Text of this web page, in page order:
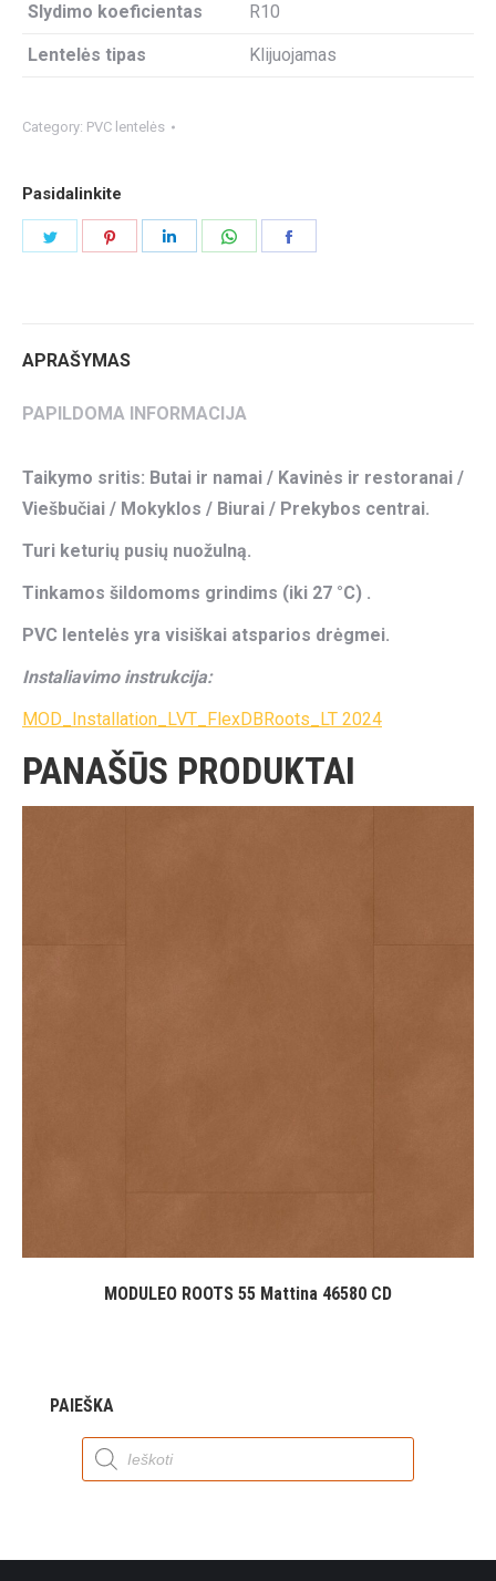
Slydimo koeficientas R10
Lentelės tipas Klijuojamas
Category: PVC lentelės
Pasidalinkite
APRAŠYMAS
PAPILDOMA INFORMACIJA
Taikymo sritis: Butai ir namai / Kavinės ir restoranai /
Viešbučiai / Mokyklos / Biurai / Prekybos centrai.
Turi keturių pusių nuožulną.
Tinkamos šildomoms grindims (iki 27 °C) .
PVC lentelės yra visiškai atsparios drėgmei.
Instaliavimo instrukcija:
MOD_Installation_LVT_FlexDBRoots_LT 2024
PANAŠŪS PRODUKTAI
MODULEO ROOTS 55 Mattina 46580 CD
PAIEŠKA
Products
search